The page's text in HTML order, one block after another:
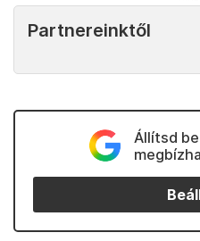
Partnereinktől
Állítsd